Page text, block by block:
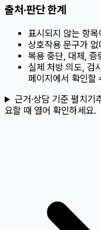
출처·판단 한계
표시되지 않는 항
상호작용 문구가
복용 중단, 대체, 증
실제 처방 의도, 검
페이지에서 확인할
근거·상담 기준 펼치기
요할 때 열어 확인하세요.